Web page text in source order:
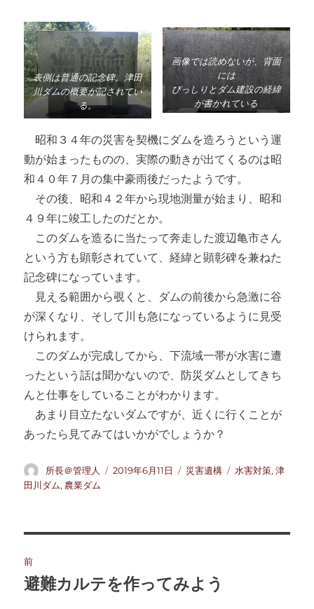
表側は普通の記念碑。津田
川ダムの概要が記されてい
る。
画像では読めないが、背面
には
びっしりとダム建設の経緯
が書かれている
昭和３４年の災害を契機にダムを造ろうという運
動が始まったものの、実際の動きが出てくるのは昭
和４０年７月の集中豪雨後だったようです。
その後、昭和４２年から現地測量が始まり、昭和
４９年に竣工したのだとか。
このダムを造るに当たって奔走した渡辺亀市さん
という方も顕彰されていて、経緯と顕彰碑を兼ねた
記念碑になっています。
見える範囲から覗くと、ダムの前後から急激に谷
が深くなり、そして川も急になっているように見受
けられます。
このダムが完成してから、下流域一帯が水害に遭
ったという話は聞かないので、防災ダムとしてきち
んと仕事をしていることがわかります。
あまり目立たないダムですが、近くに行くことが
あったら見てみてはいかがでしょうか？
投
稿
所長＠管理人
投
2019年6月11日
カ
災害遺構
タ
水害対策,津
田川ダム, 農業ダム
稿
前
前
避難カルテを作ってみよう